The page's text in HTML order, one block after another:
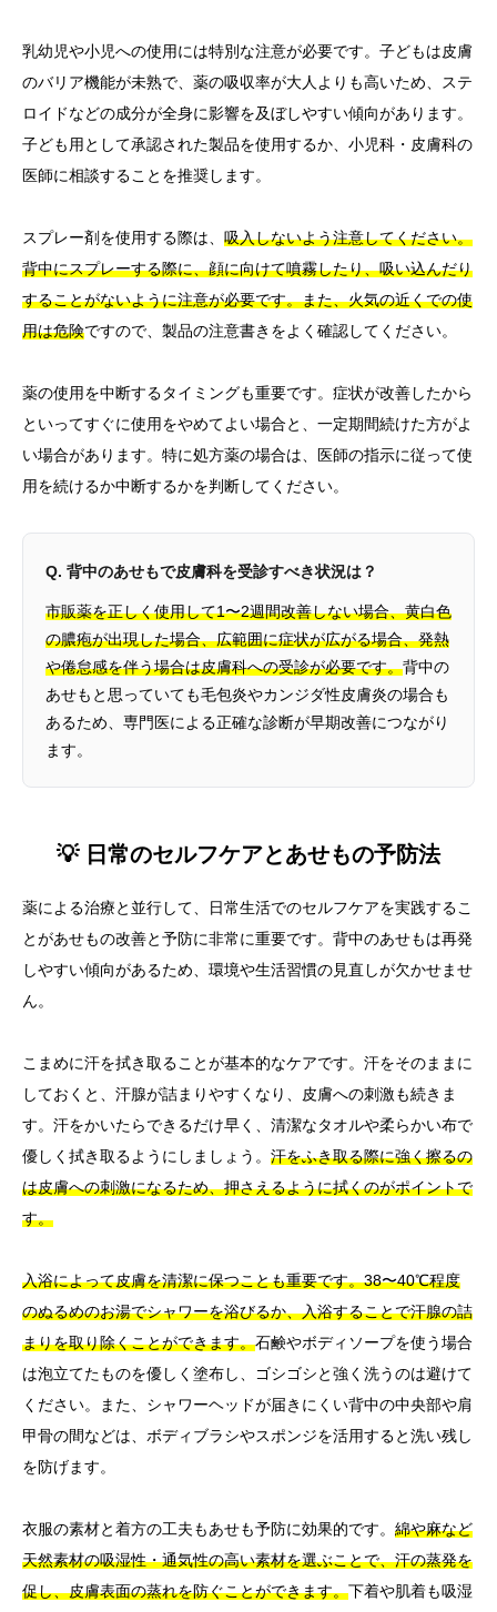
乳幼児や小児への使用には特別な注意が必要です。子どもは皮膚
のバリア機能が未熟で、薬の吸収率が大人よりも高いため、ステ
ロイドなどの成分が全身に影響を及ぼしやすい傾向があります。
子ども用として承認された製品を使用するか、小児科・皮膚科の
医師に相談することを推奨します。
スプレー剤を使用する際は、 吸入しないよう注意してください。
背中にスプレーする際に、顔に向けて噴霧したり、吸い込んだり
することがないように注意が必要です。また、火気の近くでの使
用は危険ですので、製品の注意書きをよく確認してください。
薬の使用を中断するタイミングも重要です。症状が改善したから
といってすぐに使用をやめてよい場合と、一定期間続けた方がよ
い場合があります。特に処方薬の場合は、医師の指示に従って使
用を続けるか中断するかを判断してください。
Q. 背中のあせもで皮膚科を受診すべき状況は？
市販薬を正しく使用して1〜2週間改善しない場合、黄白色
の膿疱が出現した場合、広範囲に症状が広がる場合、発熱
や倦怠感を伴う場合は皮膚科への受診が必要です。背中の
あせもと思っていても毛包炎やカンジダ性皮膚炎の場合も
あるため、専門医による正確な診断が早期改善につながり
ます。
💡 日常のセルフケアとあせもの予防法
薬による治療と並行して、日常生活でのセルフケアを実践するこ
とがあせもの改善と予防に非常に重要です。背中のあせもは再発
しやすい傾向があるため、環境や生活習慣の見直しが欠かせませ
ん。
こまめに汗を拭き取ることが基本的なケアです。汗をそのままに
しておくと、汗腺が詰まりやすくなり、皮膚への刺激も続きま
す。汗をかいたらできるだけ早く、清潔なタオルや柔らかい布で
優しく拭き取るようにしましょう。 汗をふき取る際に強く擦るの
は皮膚への刺激になるため、押さえるように拭くのがポイントで
す。
入浴によって皮膚を清潔に保つことも重要です。38〜40℃程度
のぬるめのお湯でシャワーを浴びるか、入浴することで汗腺の詰
まりを取り除くことができます。石鹸やボディソープを使う場合
は泡立てたものを優しく塗布し、ゴシゴシと強く洗うのは避けて
ください。また、シャワーヘッドが届きにくい背中の中央部や肩
甲骨の間などは、ボディブラシやスポンジを活用すると洗い残し
を防げます。
衣服の素材と着方の工夫もあせも予防に効果的です。 綿や麻など
天然素材の吸湿性・通気性の高い素材を選ぶことで、汗の蒸発を
促し、皮膚表面の蒸れを防ぐことができます。下着や肌着も吸湿